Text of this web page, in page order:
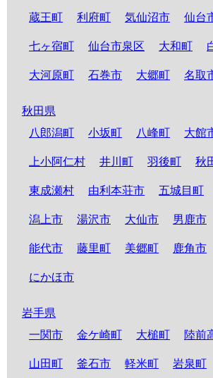
蔵王町 利府町 気仙沼市 仙台
七ヶ宿町 仙台市泉区 大和町
大河原町 石巻市 大郷町 名取
秋田県
八郎潟町
小坂町 八峰町 大館
上小阿仁村 井川町 羽後町 秋
東成瀬村 由利本荘市 五城目町
潟上市 湯沢市 大仙市 男鹿市
能代市 藤里町 美郷町 鹿角市
にかほ市
岩手県
一関市
金ケ崎町 大槌町 陸前
山田町 釜石市 軽米町 岩泉町